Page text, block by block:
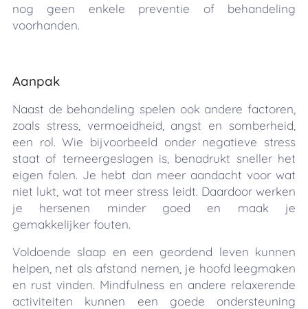
nog geen enkele preventie of behandeling
voorhanden.
Aanpak
Naast de behandeling spelen ook andere factoren,
zoals stress, vermoeidheid, angst en somberheid,
een rol. Wie bijvoorbeeld onder negatieve stress
staat of terneergeslagen is, benadrukt sneller het
eigen falen. Je hebt dan meer aandacht voor wat
niet lukt, wat tot meer stress leidt. Daardoor werken
je hersenen minder goed en maak je
gemakkelijker fouten.
Voldoende slaap en een geordend leven kunnen
helpen, net als afstand nemen, je hoofd leegmaken
en rust vinden. Mindfulness en andere relaxerende
activiteiten kunnen een goede ondersteuning